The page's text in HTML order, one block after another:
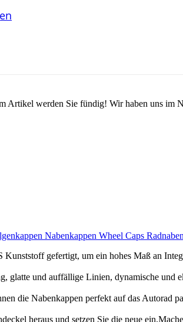
werden Sie fündig! Wir haben uns im
Nabenkappen Wheel Caps
gefertigt, um ein hohes Maß an
glatte und auffällige Linien, dynamische
die Nabenkappen perfekt auf das Autorad
heraus und setzen Sie die neue